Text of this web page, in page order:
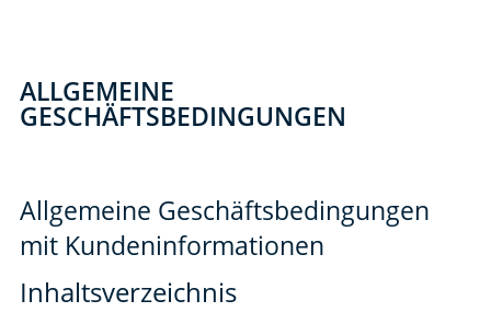
ALLGEMEINE
GESCHÄFTSBEDINGUNGEN
Allgemeine Geschäftsbedingungen
mit Kundeninformationen
Inhaltsverzeichnis